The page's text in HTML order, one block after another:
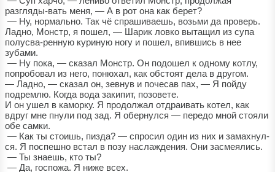
разгляды-вать меня, — А в рот она как берет?
— Ну, нормально. Так чё спрашиваешь, возьми да проверь.
Ладно, Монстр, я пошел, — Шарик ловко вытащил из супа
полусва-ренную куриную ногу и пошел, впившись в нее
зубами.
— Ну пока, — сказал Монстр. Он подошел к одному котлу,
попробовал из него, понюхал, как обстоят дела в другом.
— Ладно, — сказал он, зевнув и почесав пах, — Я пойду
подремлю. Когда вода закипит, позовете.
И он ушел в каморку. Я продолжал отдраивать котел, как
вдруг мне пнули под зад. Я обернулся — передо мной стояли
обе самки.
— Как ты стоишь, пизда? — спросил один из них и замахнул-
ся. Я поспешно встал в позу наслаждения. Они засмеялись.
— Ты знаешь, кто ты?
— Да, госпожа. Я ниже всех.